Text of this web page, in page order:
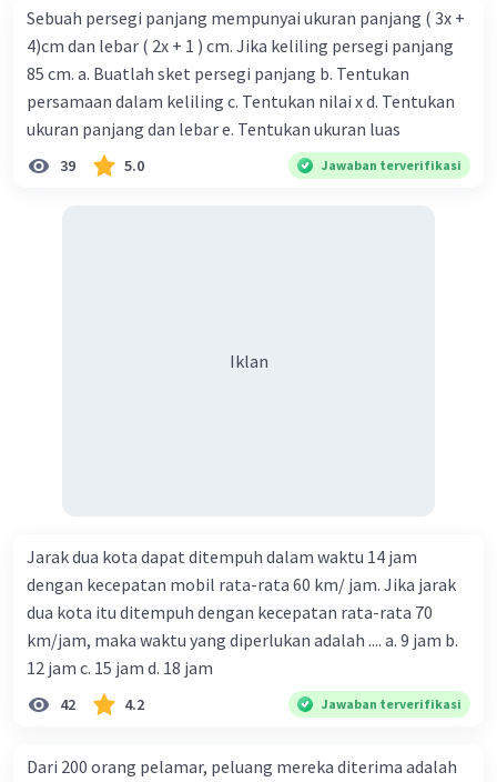
Sebuah persegi panjang mempunyai ukuran panjang ( 3x +
4)cm dan lebar ( 2x + 1 ) cm. Jika keliling persegi panjang
85 cm. a. Buatlah sket persegi panjang b. Tentukan
persamaan dalam keliling c. Tentukan nilai x d. Tentukan
ukuran panjang dan lebar e. Tentukan ukuran luas
39 5.0 Jawaban terverifikasi
Iklan
Jarak dua kota dapat ditempuh dalam waktu 14 jam
dengan kecepatan mobil rata-rata 60 km/ jam. Jika jarak
dua kota itu ditempuh dengan kecepatan rata-rata 70
km/jam, maka waktu yang diperlukan adalah .... a. 9 jam b.
12 jam c. 15 jam d. 18 jam
42 4.2 Jawaban terverifikasi
Dari 200 orang pelamar, peluang mereka diterima adalah